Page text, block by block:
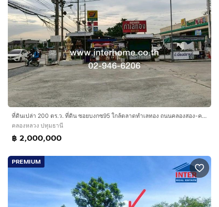
ที่ดินเปล่า 200 ตร.ว. ที่ดิน ซอยบงกซ95 ใกล้ตลาดทำเลทอง ถนนคลองสอง-คลองหลวง ถนนซอยรังสิต-นครนายก31 คลองหลวง ปทุมธานี
คลองหลวง ปทุมธานี
฿ 2,000,000
PREMIUM